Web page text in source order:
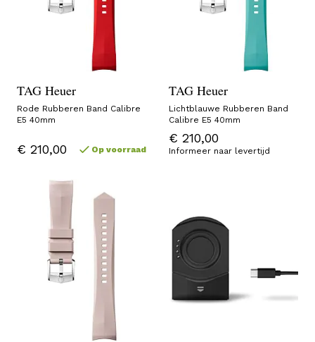
TAG Heuer
Rode Rubberen Band Calibre
E5 40mm
€ 210,00 Op voorraad
TAG Heuer
Lichtblauwe Rubberen Band
Calibre E5 40mm
€ 210,00
Informeer naar levertijd